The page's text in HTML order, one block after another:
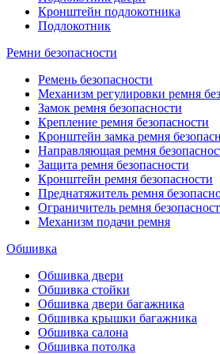
Кронштейн подлокотника
Подлокотник
Ремни безопасности
Ремень безопасности
Механизм регулировки ремня
Замок ремня безопасности
Крепление ремня безопасности
Кронштейн замка ремня
Направляющая ремня
Защита ремня безопасности
Кронштейн ремня безопасности
Преднатяжитель ремня
Ограничитель ремня
Механизм подачи ремня
Обшивка
Обшивка двери
Обшивка стойки
Обшивка двери багажника
Обшивка крышки багажника
Обшивка салона
Обшивка потолка